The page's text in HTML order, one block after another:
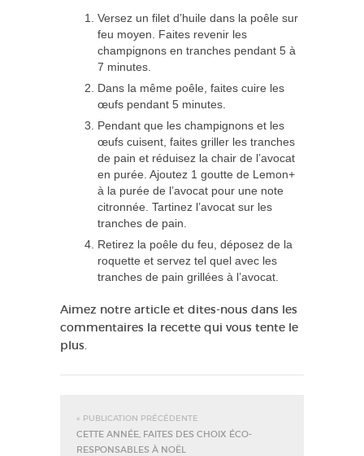
Versez un filet d’huile dans la poêle sur
feu moyen. Faites revenir les
champignons en tranches pendant 5 à
7 minutes.
Dans la même poêle, faites cuire les
œufs pendant 5 minutes.
Pendant que les champignons et les
œufs cuisent, faites griller les tranches
de pain et réduisez la chair de l’avocat
en purée. Ajoutez 1 goutte de Lemon+
à la purée de l’avocat pour une note
citronnée. Tartinez l’avocat sur les
tranches de pain.
Retirez la poêle du feu, déposez de la
roquette et servez tel quel avec les
tranches de pain grillées à l’avocat.
Aimez notre article et dites-nous dans les
commentaires la recette qui vous tente le
plus.
« PUBLICATION PRÉCÉDENTE
CETTE ANNÉE, FAITES DES CHOIX ÉCO-
RESPONSABLES À NOËL